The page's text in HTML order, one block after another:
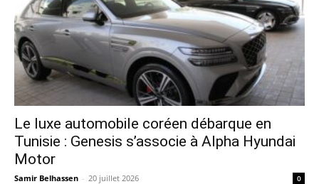
Le luxe automobile coréen débarque en
Tunisie : Genesis s’associe à Alpha Hyundai
Motor
Samir Belhassen - 20 juillet 2026 0